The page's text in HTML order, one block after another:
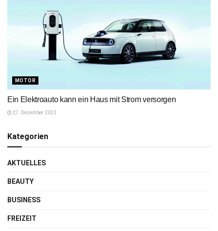
MOTOR
Ein Elektroauto kann ein Haus mit Strom versorgen
27. Dezember 2022
Kategorien
AKTUELLES
BEAUTY
BUSINESS
FREIZEIT